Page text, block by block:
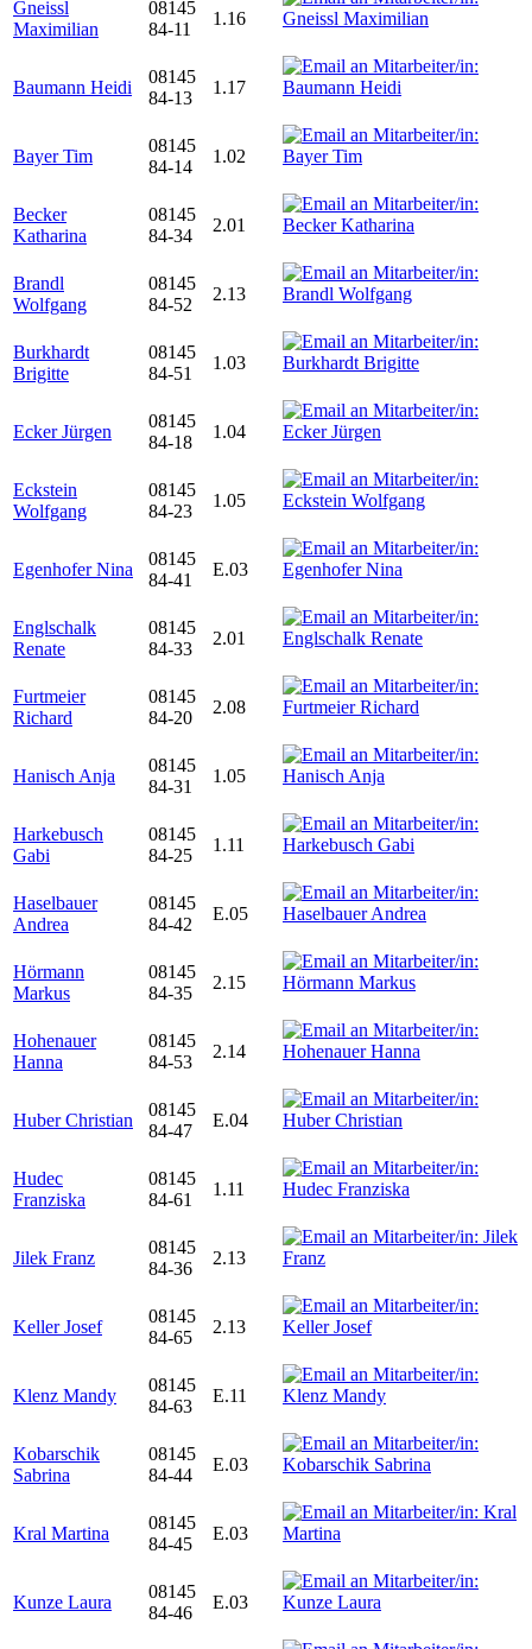
Gneissl
Maximilian
08145
84-11
1.16
Baumann Heidi
08145
84-13
1.17
Bayer Tim
08145
84-14
1.02
Becker
Katharina
08145
84-34
2.01
Brandl
Wolfgang
08145
84-52
2.13
Burkhardt
Brigitte
08145
84-51
1.03
Ecker Jürgen
08145
84-18
1.04
Eckstein
Wolfgang
08145
84-23
1.05
Egenhofer Nina
08145
84-41
E.03
Englschalk
Renate
08145
84-33
2.01
Furtmeier
Richard
08145
84-20
2.08
Hanisch Anja
08145
84-31
1.05
Harkebusch
Gabi
08145
84-25
1.11
Haselbauer
Andrea
08145
84-42
E.05
Hörmann
Markus
08145
84-35
2.15
Hohenauer
Hanna
08145
84-53
2.14
Huber Christian
08145
84-47
E.04
Hudec
Franziska
08145
84-61
1.11
Jilek Franz
08145
84-36
2.13
Keller Josef
08145
84-65
2.13
Klenz Mandy
08145
84-63
E.11
Kobarschik
Sabrina
08145
84-44
E.03
Kral Martina
08145
84-45
E.03
Kunze Laura
08145
84-46
E.03